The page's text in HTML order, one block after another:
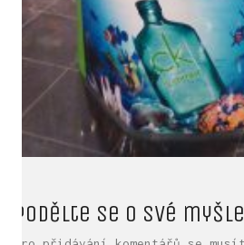
Podělte se o své